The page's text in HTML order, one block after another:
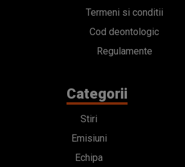
Termeni si conditii
Cod deontologic
Regulamente
Categorii
Stiri
Emisiuni
Echipa